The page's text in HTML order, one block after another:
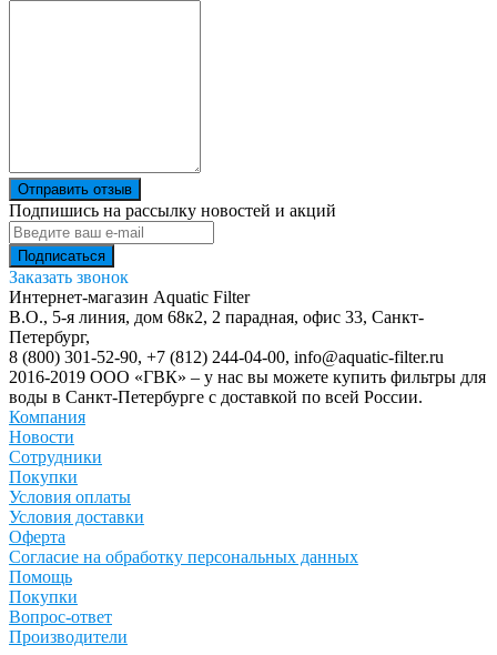
Отправить отзыв
Подпишись на рассылку новостей и акций
Заказать звонок
Интернет-магазин Aquatic Filter
В.О., 5-я линия, дом 68к2, 2 парадная, офис 33, Санкт-
Петербург,
8 (800) 301-52-90, +7 (812) 244-04-00, info@aquatic-filter.ru
2016-2019 ООО «ГВК» – у нас вы можете купить фильтры для
воды в Санкт-Петербурге с доставкой по всей России.
Компания
Новости
Сотрудники
Покупки
Условия оплаты
Условия доставки
Оферта
Согласие на обработку персональных данных
Помощь
Покупки
Вопрос-ответ
Производители